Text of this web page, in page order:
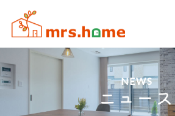
NEWS
ニュース